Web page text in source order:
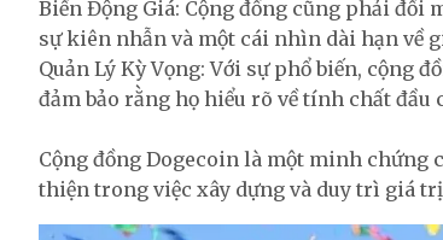
Biến Động Giá: Cộng đồng cũng phải đối
sự kiên nhẫn và một cái nhìn dài hạn về
Quản Lý Kỳ Vọng: Với sự phổ biến, cộng
đảm bảo rằng họ hiểu rõ về tính chất đầu
Cộng đồng Dogecoin là một minh chứng
thiện trong việc xây dựng và duy trì giá